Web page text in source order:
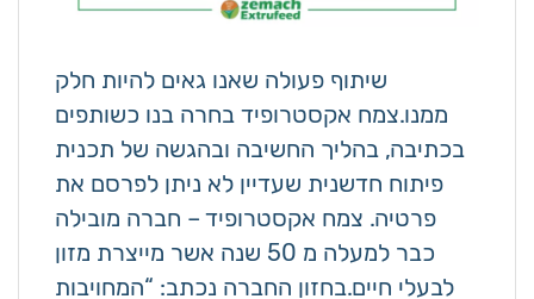
שיתוף פעולה שאנו גאים להיות חלק
ממנו.צמח אקסטרופיד בחרה בנו כשותפים
בכתיבה, בהליך החשיבה ובהגשה של תכנית
פיתוח חדשנית שעדיין לא ניתן לפרסם את
פרטיה. צמח אקסטרופיד – חברה מובילה
כבר למעלה מ 50 שנה אשר מייצרת מזון
לבעלי חיים.בחזון החברה נכתב: “המחויבות